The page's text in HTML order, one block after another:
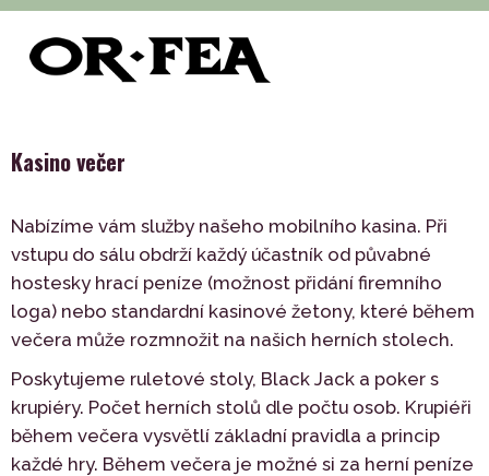
of-fea, programové centrum > Služby
Tematické party > Kasino večer
Kasino večer
Nabízíme vám služby našeho mobilního kasina. Při
vstupu do sálu obdrží každý účastník od půvabné
hostesky hrací peníze (možnost přidání firemního
loga) nebo standardní kasinové žetony, které během
večera může rozmnožit na našich herních stolech.
Poskytujeme ruletové stoly, Black Jack a poker s
krupiéry. Počet herních stolů dle počtu osob. Krupiéři
během večera vysvětlí základní pravidla a princip
každé hry. Během večera je možné si za herní peníze